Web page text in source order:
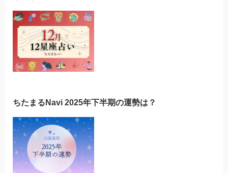
ちたまるNavi 2025年下半期の運勢は？